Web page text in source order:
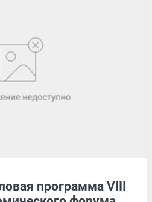
программа VIII